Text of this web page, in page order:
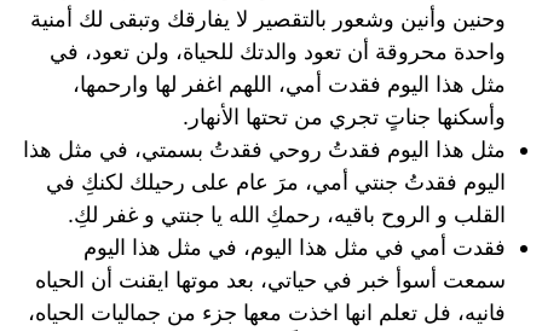
وحنين وأنين وشعور بالتقصير لا يفارقك وتبقى لك أمنية
واحدة محروقة أن تعود والدتك للحياة، ولن تعود، في
مثل هذا اليوم فقدت أمي، اللهم اغفر لها وارحمها،
وأسكنها جناتٍ تجري من تحتها الأنهار.
مثل هذا اليوم فقدتُ روحي فقدتُ بسمتي، في مثل هذا
اليوم فقدتُ جنتي أمي، مرَ عام على رحيلك لكنكِ في
القلب و الروح باقيه، رحمكِ الله يا جنتي و غفر لكِ.
فقدت أمي في مثل هذا اليوم، في مثل هذا اليوم
سمعت أسوأ خبر في حياتي، بعد موتها ايقنت أن الحياه
فانيه، فل تعلم انها اخذت معها جزء من جماليات الحياه،